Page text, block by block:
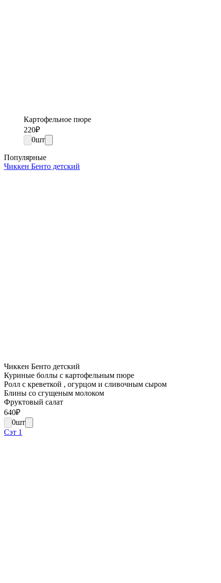
Картофельное пюре
220₽
0шт
Популярные
Чиккен Бенто детский
Чиккен Бенто детский
Куриные боллы с картофельным пюре
Ролл с креветкой , огурцом и сливочным сыром
Блины со сгущеным молоком
Фруктовый салат
640₽
0шт
Сэт 1